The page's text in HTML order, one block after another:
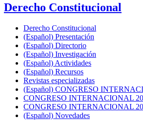
Derecho Constitucional
Derecho Constitucional
(Español) Presentación
(Español) Directorio
(Español) Investigación
(Español) Actividades
(Español) Recursos
Revistas especializadas
(Español) CONGRESO
CONGRESO INTERNACIONAL
CONGRESO INTERNACIONAL
(Español) Novedades